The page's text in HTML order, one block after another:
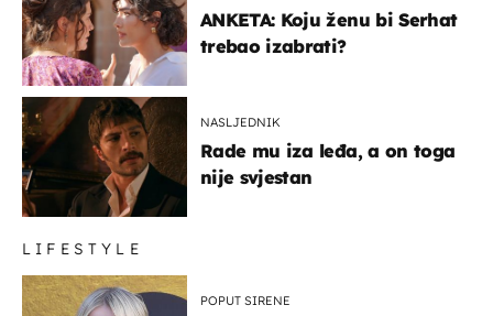
ANKETA: Koju ženu bi Serhat
trebao izabrati?
NASLJEDNIK
Rade mu iza leđa, a on toga
nije svjestan
LIFESTYLE
POPUT SIRENE